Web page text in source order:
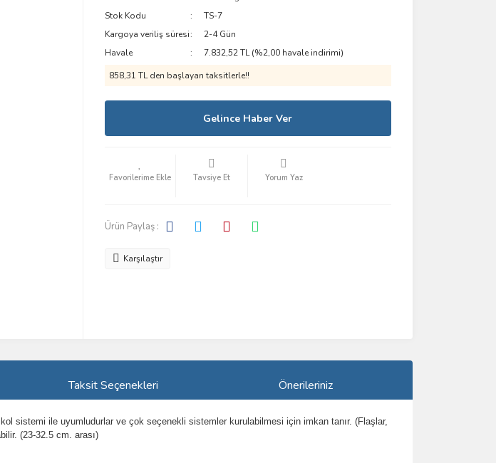
Stok Kodu
TS-7
Kargoya veriliş süresi
2-4 Gün
Havale
7.832,52 TL (%2,00 havale indirimi)
858,31 TL den başlayan taksitlerle!!
Gelince Haber Ver
Tavsiye Et Yorum Yaz
Ürün Paylaş :
Karşılaştır
Taksit Seçenekleri Önerileriniz
sistemi ile uyumludurlar ve çok seçenekli sistemler kurulabilmesi için imkan tanır. (Flaşlar,
(23-32.5 cm. arası)